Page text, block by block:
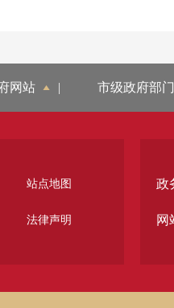
网站 | 市级政府部
站点地图
法律声明
政
网